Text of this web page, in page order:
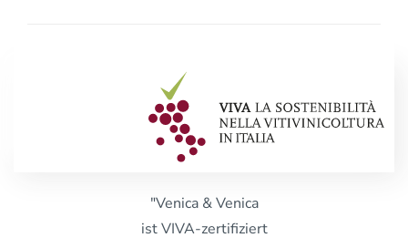
"Venica & Venica
ist VIVA-zertifiziert